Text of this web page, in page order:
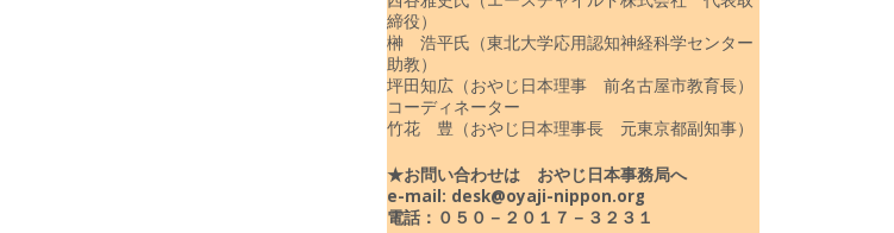
締役）
榊 浩平氏（東北大学応用認知神経科学センター
助教）
坪田知広（おやじ日本理事 前名古屋市教育長）
コーディネーター
竹花 豊（おやじ日本理事長 元東京都副知事）
★お問い合わせは おやじ日本事務局へ
e-mail: desk@oyaji-nippon.org
電話：０５０－２０１７－３２３１